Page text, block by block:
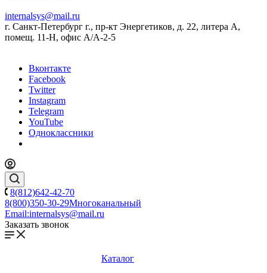
internalsys@mail.ru
г. Санкт-Петербург г., пр-кт Энергетиков, д. 22, литера А,
помещ. 11-Н, офис А/А-2-5
Вконтакте
Facebook
Twitter
Instagram
Telegram
YouTube
Одноклассники
8(812)642-42-70
8(800)350-30-29Многоканальный
Email:internalsys@mail.ru
Заказать звонок
Каталог